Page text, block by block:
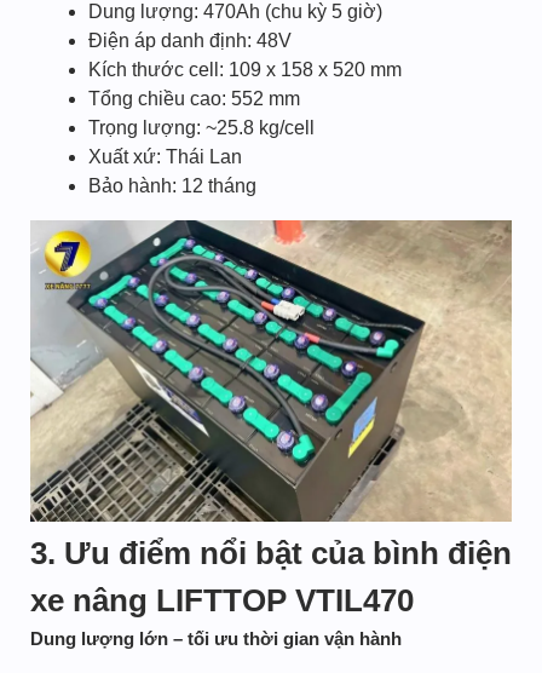
Dung lượng: 470Ah (chu kỳ 5 giờ)
Điện áp danh định: 48V
Kích thước cell: 109 x 158 x 520 mm
Tổng chiều cao: 552 mm
Trọng lượng: ~25.8 kg/cell
Xuất xứ: Thái Lan
Bảo hành: 12 tháng
3. Ưu điểm nổi bật của bình điện
xe nâng LIFTTOP VTIL470
Dung lượng lớn – tối ưu thời gian vận hành